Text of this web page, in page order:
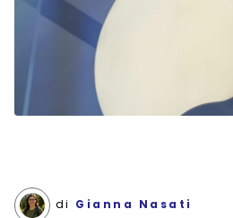
di Gianna Nasati